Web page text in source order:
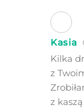
Kasia
Kilka
z
z